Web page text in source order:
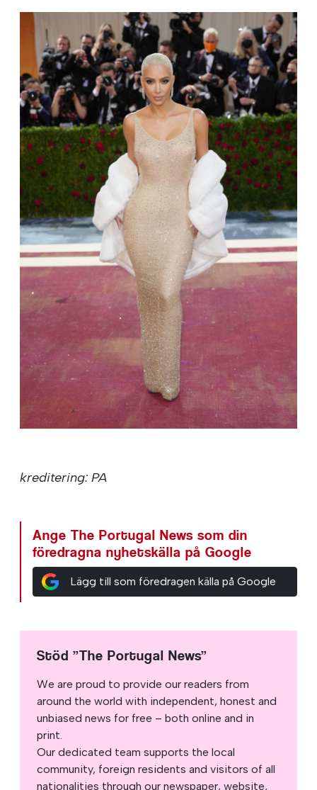
kreditering: PA
Ange The Portugal News som din
föredragna nyhetskälla på Google
Lägg till som föredragen källa på Google
Stöd ”The Portugal News”
We are proud to provide our readers from
around the world with independent, honest and
unbiased news for free – both online and in
print.
Our dedicated team supports the local
community, foreign residents and visitors of all
nationalities through our newspaper, website,